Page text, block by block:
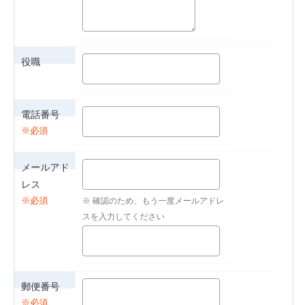
役職
電話番号
メールアド
レス
郵便番号